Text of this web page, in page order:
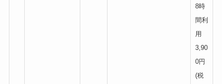
8時
間利
用
3,90
0円
(税